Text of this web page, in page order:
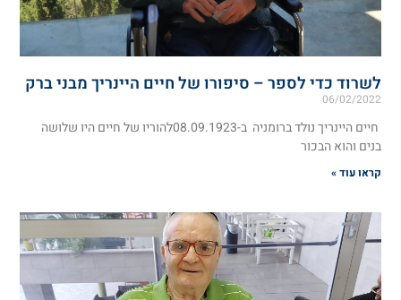
לשרוד כדי לספר – סיפורו של חיים היינריך מבני ברק
06/02/2022
חיים היינריך נולד ברומניה ב-08.09.1923להוריו של חיים היו שלושה
בנים והוא הבכור
קראו עוד »